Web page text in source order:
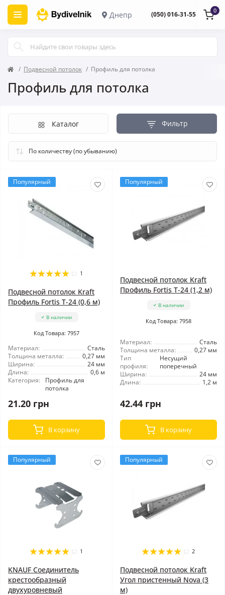
Днепр (050) 016-31-55 0
Подвесной потолок Профиль для потолка
Профиль для потолка
Фильтр
Каталог
Популярный
1
Подвесной потолок Kraft
Профиль Fortis Т-24 (0,6 м)
В наличии
Код Товара: 7957
Материал:
Сталь
Толщина металла:
0,27 мм
Ширина:
24 мм
Длина:
0,6 м
Категория:
Профиль для
потолка
21.20 грн
В корзину
Популярный
Подвесной потолок Kraft
Профиль Fortis Т-24 (1,2 м)
В наличии
Код Товара: 7958
Материал:
Сталь
Толщина металла:
0,27 мм
Тип
профиля:
Несущий
поперечный
Ширина:
24 мм
Длина:
1,2 м
42.44 грн
В корзину
Популярный
1
KNAUF Соединитель
крестообразный
двухуровневый
Популярный
2
Подвесной потолок Kraft
Угол пристенный Nova (3
м)